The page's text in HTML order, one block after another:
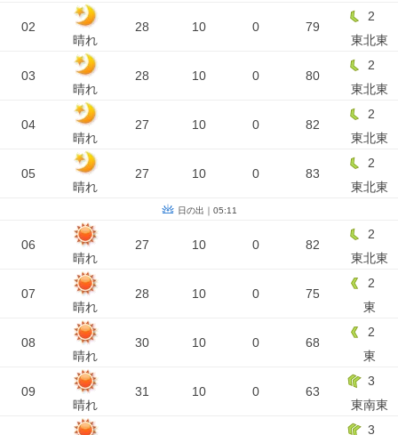
02
晴れ
28 10 0 79
2
東北東
03
晴れ
28 10 0 80
2
東北東
04
晴れ
27 10 0 82
2
東北東
05
晴れ
27 10 0 83
2
東北東
日の出｜05:11
06
晴れ
27 10 0 82
2
東北東
07
晴れ
28 10 0 75
2
東
08
晴れ
30 10 0 68
2
東
09
晴れ
31 10 0 63
3
東南東
3